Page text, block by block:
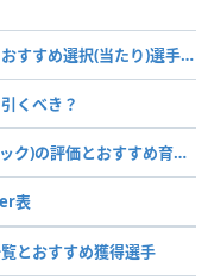
無料エピックレジェンズアセンブルのおすすめ選択(当たり)選手ランキングと引き方
くべき？
EPセルヒオアグエロ(31周年/無料エピック)の評価とおすすめ育成・スキル追加
表
とおすすめ獲得選手